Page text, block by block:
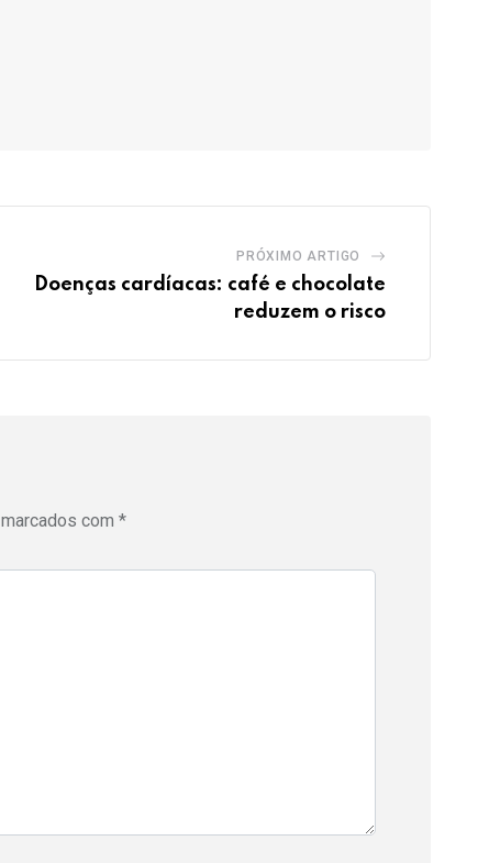
PRÓXIMO ARTIGO
Doenças cardíacas: café e chocolate
reduzem o risco
com *